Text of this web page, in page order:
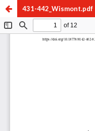
431-442_Wismont.pdf